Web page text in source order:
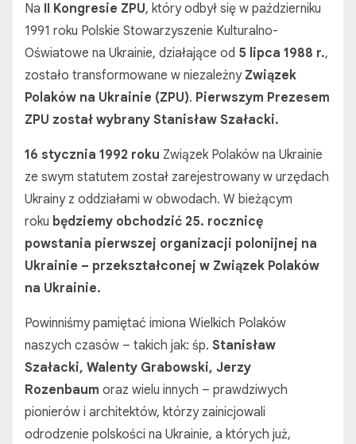
Na II Kongresie ZPU, który odbył się w październiku
1991 roku Polskie Stowarzyszenie Kulturalno-
Oświatowe na Ukrainie, działające od 5 lipca 1988 r.,
zostało transformowane w niezależny Związek
Polaków na Ukrainie (ZPU). Pierwszym Prezesem
ZPU został wybrany Stanisław Szałacki.
16 stycznia 1992 roku Związek Polaków na Ukrainie
ze swym statutem został zarejestrowany w urzędach
Ukrainy z oddziałami w obwodach. W bieżącym
roku będziemy obchodzić 25. rocznicę
powstania pierwszej organizacji polonijnej na
Ukrainie – przekształconej w Związek Polaków
na Ukrainie.
Powinniśmy pamiętać imiona Wielkich Polaków
naszych czasów – takich jak: śp. Stanisław
Szałacki, Walenty Grabowski, Jerzy
Rozenbaum oraz wielu innych – prawdziwych
pionierów i architektów, którzy zainicjowali
odrodzenie polskości na Ukrainie, a których już,